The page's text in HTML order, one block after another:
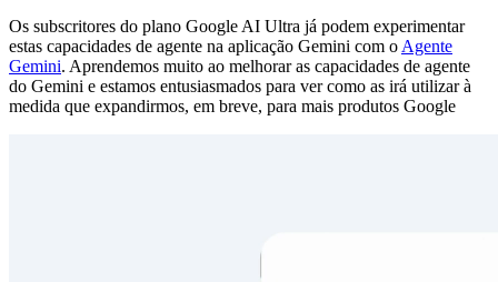
Os subscritores do plano Google AI Ultra já podem experimentar
estas capacidades de agente na aplicação Gemini com o Agente
Gemini. Aprendemos muito ao melhorar as capacidades de agente
do Gemini e estamos entusiasmados para ver como as irá utilizar à
medida que expandirmos, em breve, para mais produtos Google